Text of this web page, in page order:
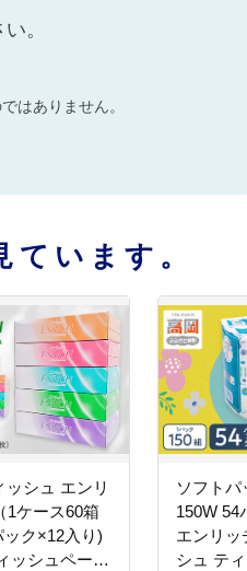
。
はありません。
います。
シュ エンリ
1ケース60箱
ック×12入り)
ッシュペーパ
ソフトパ
150W 54
エンリッ
シュ テ